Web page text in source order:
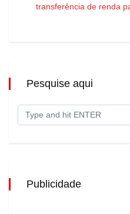
transferência de renda
Pesquise aqui
Publicidade